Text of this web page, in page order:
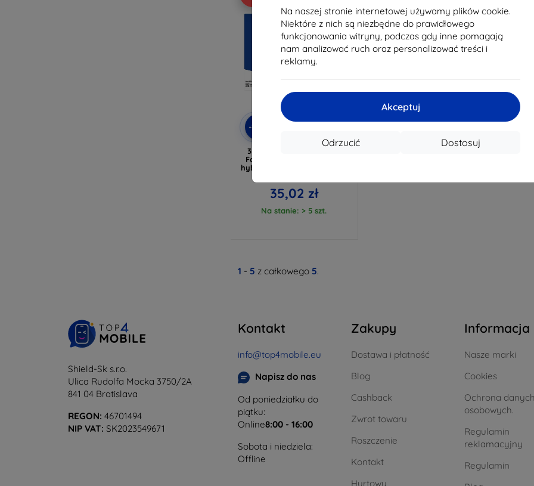
Na naszej stronie internetowej używamy plików cookie.
Niektóre z nich są niezbędne do prawidłowego
funkcjonowania witryny, podczas gdy inne pomagają
nam analizować ruch oraz personalizować treści i
reklamy.
Akceptuj
Dostosuj
Odrzucić
-10%
Zniżka z
3MK FlexibleGlass Watch
Forever Igo 2 JW150 szkło
hybrydowe (5903108495714)
35,02 zł
Na stanie: > 5 szt.
1 - 5 z całkowego 5.
Shield-Sk s.r.o.
Ulica Rudolfa Mocka 3750/2A
841 04 Bratislava
REGON: 46701494
NIP VAT: SK2023549671
Kontakt
info@top4mobile.eu
Napisz do nas
Od poniedziałku do
piątku:
Online8:00 - 16:00
Sobota i niedziela:
Offline
Zakupy
Dostawa i płatność
Blog
Cashback
Zwrot towaru
Roszczenie
Kontakt
Hurtowy
Informacja
Nasze marki
Cookies
Ochrona danych
osobowych.
Regulamin
reklamacyjny
Regulamin